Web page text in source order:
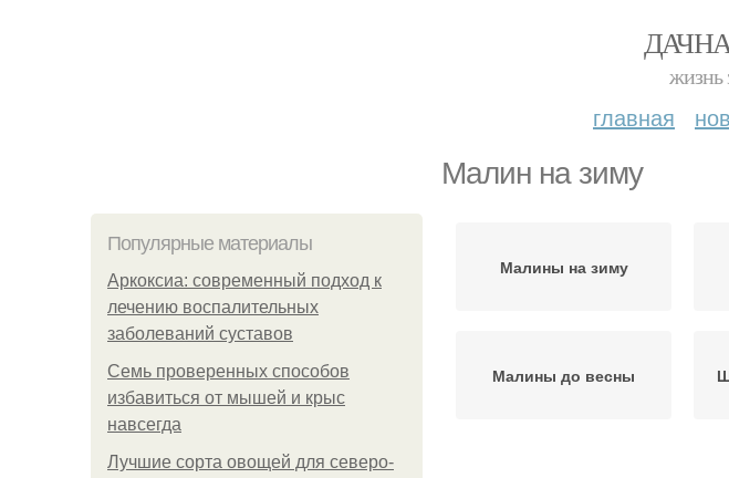
жизнь
главная
Малин на зиму
Популярные материалы
Аркоксиа: современный подход к
лечению воспалительных
заболеваний суставов
Семь проверенных способов
избавиться от мышей и крыс
навсегда
Лучшие сорта овощей для северо-
Малины на зиму
Малины до весны